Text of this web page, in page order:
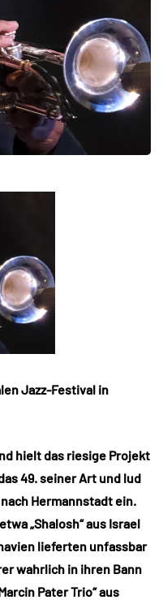
Jazz-Festival in
hielt das riesige Projekt
49. seiner Art und lud
Hermannstadt ein.
„Shalosh“ aus Israel
lieferten unfassbar
wahrlich in ihren Bann
Pater Trio“ aus